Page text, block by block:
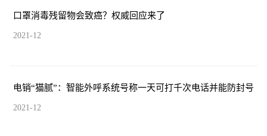
口罩消毒残留物会致癌？权威回应来了
2021-12
电销“猫腻”：智能外呼系统号称一天可打千次电话并能防封号
2021-12